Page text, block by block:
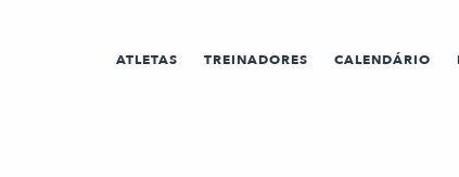
ATLETAS TREINADORES CALENDÁRIO